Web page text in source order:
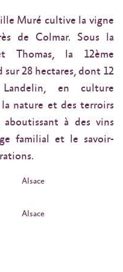
Muré cultive la vigne
de Colmar. Sous la
Thomas, la 12ème
28 hectares, dont 12
en culture
nature et des terroirs
à des vins
familial et le savoir-
Alsace
Alsace